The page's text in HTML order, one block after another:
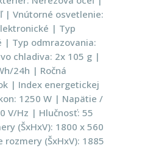
| Vnútorné osvetlenie:
| Typ
| Typ odmrazovania:
chladiva: 2x 105 g |
24h | Ročná
| Index energetickej
1250 W | Napätie /
V/Hz | Hlučnosť: 55
(ŠxHxV): 1800 x 560
(ŠxHxV): 1885